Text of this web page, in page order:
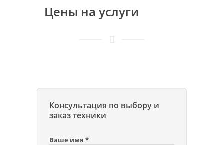
Цены на услуги
Консультация по выбору и
заказ техники
Ваше имя *